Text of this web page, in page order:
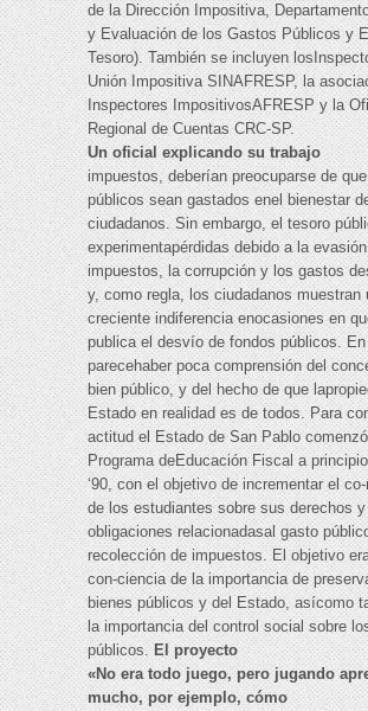
de la Dirección Impositiva,
y Evaluación de los Gastos Públicos y
Tesoro). También se incluyen
Unión Impositiva SINAFRESP, la
Inspectores ImpositivosAFRESP y la
Regional de Cuentas CRC-SP.
Un oficial explicando su trabajo
impuestos, deberían preocuparse de
públicos sean gastados enel bienestar
ciudadanos. Sin embargo, el tesoro
experimentapérdidas debido a la
impuestos, la corrupción y los gastos
y, como regla, los ciudadanos muestran
creciente indiferencia enocasiones en
publica el desvío de fondos públicos.
parecehaber poca comprensión del
bien público, y del hecho de que
Estado en realidad es de todos. Para
actitud el Estado de San Pablo
Programa deEducación Fiscal a
‘90, con el objetivo de incrementar el
de los estudiantes sobre sus derechos y
obligaciones relacionadasal gasto
recolección de impuestos. El objetivo
con-ciencia de la importancia de
bienes públicos y del Estado, asícomo
la importancia del control social sobre
públicos.El proyecto
«No era todo juego, pero jugando
mucho, por ejemplo, cómo